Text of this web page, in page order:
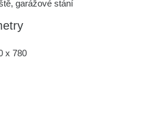
garážové stání
x 780